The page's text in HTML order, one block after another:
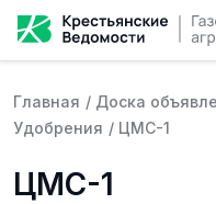
Главная / Доска
Удобрения / ЦМС-1
ЦМС-1